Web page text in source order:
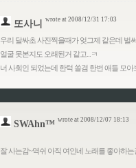
또사니 wrote at 2008/12/31 17:03
우리 달싸초 사진찍을때가 엊그제 같은데 벌
얼굴 못본지도 오래된거 같고...ㅋ
너 사회인 되었는데 한턱 쏠겸 한번 애들 모
SWAhn™ wrote at 2008/12/07 18:13
잘 사는감~역쉬 아직 여인네 노래를 좋아하